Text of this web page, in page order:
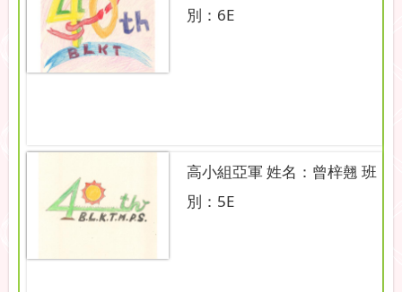
別：6E
高小組亞軍 姓名：曾梓翹 班
別：5E